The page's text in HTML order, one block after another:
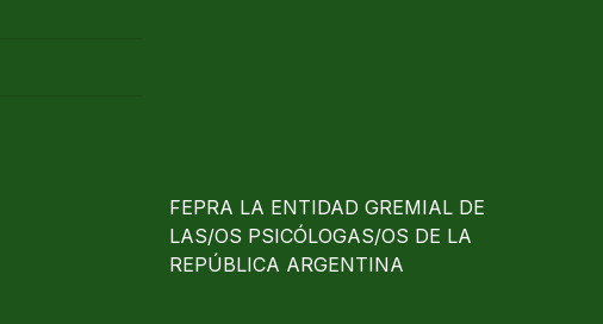
FEPRA LA ENTIDAD GREMIAL DE
LAS/OS PSICÓLOGAS/OS DE LA
REPÚBLICA ARGENTINA